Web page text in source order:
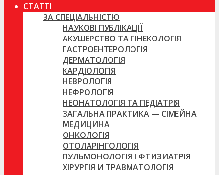
СТАТТІ
ЗА СПЕЦІАЛЬНІСТЮ
НАУКОВІ ПУБЛІКАЦІЇ
АКУШЕРСТВО ТА ГІНЕКОЛОГІЯ
ГАСТРОЕНТЕРОЛОГІЯ
ДЕРМАТОЛОГІЯ
КАРДІОЛОГІЯ
НЕВРОЛОГІЯ
НЕФРОЛОГІЯ
НЕОНАТОЛОГІЯ ТА ПЕДІАТРІЯ
ЗАГАЛЬНА ПРАКТИКА — СІМЕЙНА
МЕДИЦИНА
ОНКОЛОГІЯ
ОТОЛАРІНГОЛОГІЯ
ПУЛЬМОНОЛОГІЯ І ФТИЗИАТРІЯ
ХІРУРГІЯ И ТРАВМАТОЛОГІЯ